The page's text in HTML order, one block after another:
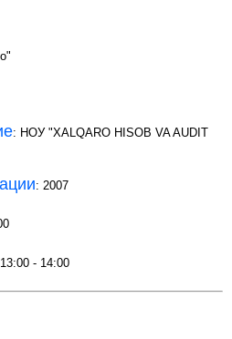
: НОУ "XALQARO HISOB VA AUDIT
: 2007
- 14:00